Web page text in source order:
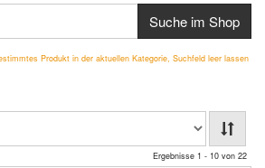
Suche im Shop
Produkt in der aktuellen Kategorie, Suchfeld leer lassen
Ergebnisse 1 - 10 von 22